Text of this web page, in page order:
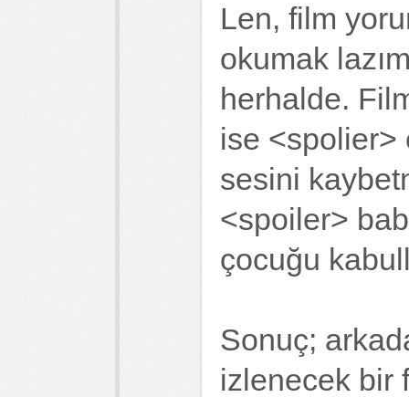
Len, film
okumak
herhalde.
ise <spolier>
sesini
<spoiler>
çocuğu
Sonuç;
izlenecek bir